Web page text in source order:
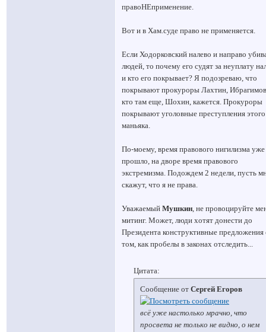
правоНЕприменение.
Вот и в Хам.суде право не применяется.
Если Ходорковский налево и направо
людей, то почему его судят за неуплату
и кто его покрывает? Я подозреваю, что
покрывают прокуроры Лахтин,
кто там еще, Шохин, кажется. Прокуроры
покрывают уголовные преступления этого
маньяка.
По-моему, время правового нигилизма уже
прошло, на дворе время правового
экстремизма. Подождем 2 недели, пусть
скажут, что я не права.
Уважаемый Мушкин , не провоцируйте
митинг. Может, люди хотят донести до
Президента конструктивные предложения
том, как пробелы в законах отследить...
Цитата:
Сообщение от Сергей Егоров
всё уже настолько мрачно, что
просвета не только не видно, о нем